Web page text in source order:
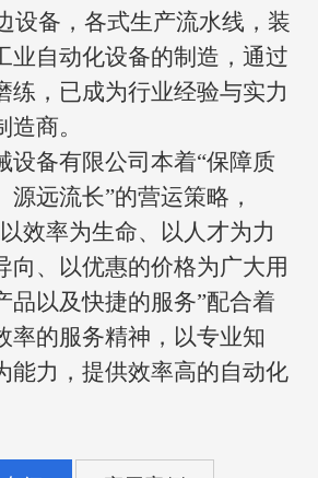
设备，各式生产流水线，装
业自动化设备的制造，通过
练，已成为行业经验与实力
商。
设备有限公司本着“保障质
源远流长”的营运策略，
效率为生命、以人才为力
向、以优惠的价格为广大用
品以及快捷的服务”配合着
率的服务精神，以专业知
能力，提供效率高的自动化